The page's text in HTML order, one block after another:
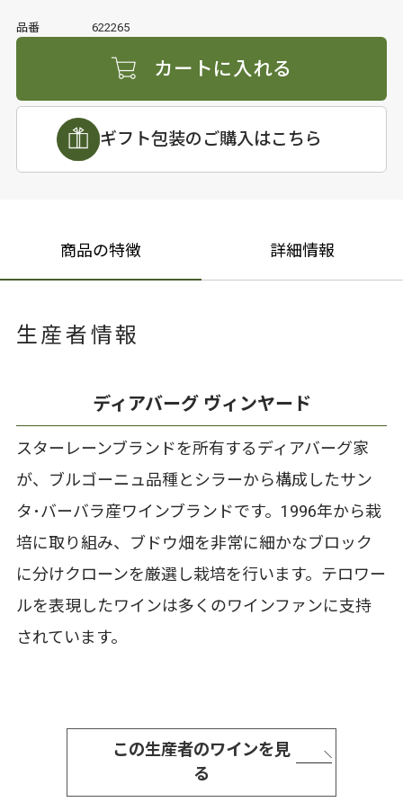
品番 622265
カートに入れる
ギフト包装のご購入はこちら
商品の特徴 詳細情報
生産者情報
ディアバーグ ヴィンヤード
スターレーンブランドを所有するディアバーグ家
が、ブルゴーニュ品種とシラーから構成したサン
タ･バーバラ産ワインブランドです。1996年から栽
培に取り組み、ブドウ畑を非常に細かなブロック
に分けクローンを厳選し栽培を行います。テロワー
ルを表現したワインは多くのワインファンに支持
されています。
この生産者のワインを見
る